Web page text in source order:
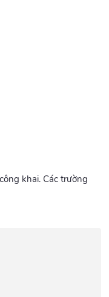
khai. Các trường